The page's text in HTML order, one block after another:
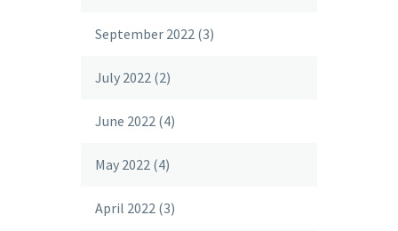
September 2022 (3)
July 2022 (2)
June 2022 (4)
May 2022 (4)
April 2022 (3)